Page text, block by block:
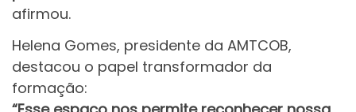
afirmou.
Helena Gomes, presidente da AMTCOB,
destacou o papel transformador da
formação: